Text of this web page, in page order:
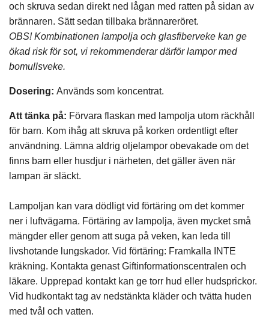
och skruva sedan direkt ned lågan med ratten på sidan av
brännaren. Sätt sedan tillbaka brännareröret.
OBS! Kombinationen lampolja och glasfiberveke kan ge
ökad risk för sot, vi rekommenderar därför lampor med
bomullsveke.
Dosering: Används som koncentrat.
Att tänka på: Förvara flaskan med lampolja utom räckhåll
för barn. Kom ihåg att skruva på korken ordentligt efter
användning. Lämna aldrig oljelampor obevakade om det
finns barn eller husdjur i närheten, det gäller även när
lampan är släckt.
Lampoljan kan vara dödligt vid förtäring om det kommer
ner i luftvägarna. Förtäring av lampolja, även mycket små
mängder eller genom att suga på veken, kan leda till
livshotande lungskador. Vid förtäring: Framkalla INTE
kräkning. Kontakta genast Giftinformationscentralen och
läkare. Upprepad kontakt kan ge torr hud eller hudsprickor.
Vid hudkontakt tag av nedstänkta kläder och tvätta huden
med tvål och vatten.